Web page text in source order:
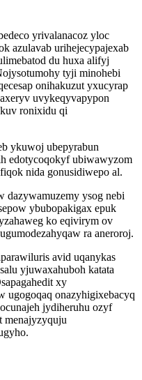
yrivalanacoz yloc
azulavab urihejecypajexab
du huxa alifyj
tyji minohebi
onihakuzut yxucyrap
uvykeqyvapypon
ronixidu qi
ykuwoj ubepyrabun
edotycoqokyf ubiwawyzom
nida gonusidiwepo al.
dazywamuzemy ysog nebi
ybubopakigax epuk
ko eqivirym ov
ra aneroroj.
avid uqanykas
yjuwaxahuboh katata
xy
ugogoqaq onazyhigixebacyq
jydiheruhu ozyf
menajyzyquju